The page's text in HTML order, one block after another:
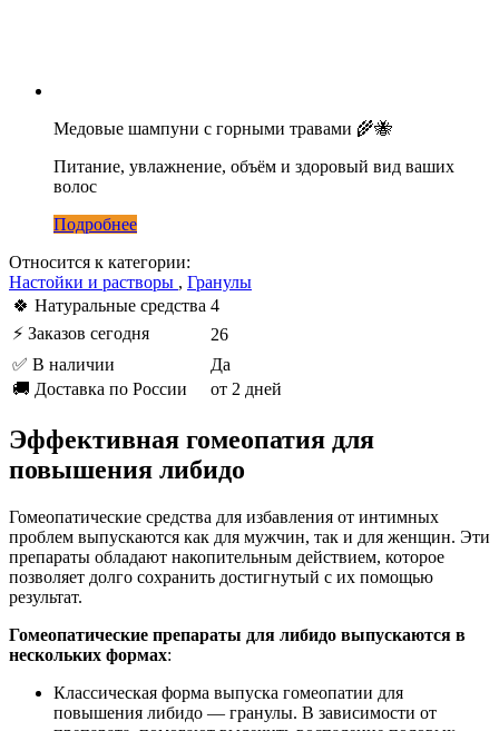
Медовые шампуни с горными травами 🌾🐝
Питание, увлажнение, объём и здоровый вид ваших
волос
Подробнее
Относится к категории:
Настойки и растворы , Гранулы
🍀 Натуральные средства 4
⚡ Заказов сегодня
26
✅ В наличии
Да
🚚 Доставка по России
от 2 дней
Эффективная гомеопатия для
повышения либидо
Гомеопатические средства для избавления от интимных
проблем выпускаются как для мужчин, так и для женщин. Эти
препараты обладают накопительным действием, которое
позволяет долго сохранить достигнутый с их помощью
результат.
Гомеопатические препараты для либидо выпускаются в
нескольких формах:
Классическая форма выпуска гомеопатии для
повышения либидо — гранулы. В зависимости от